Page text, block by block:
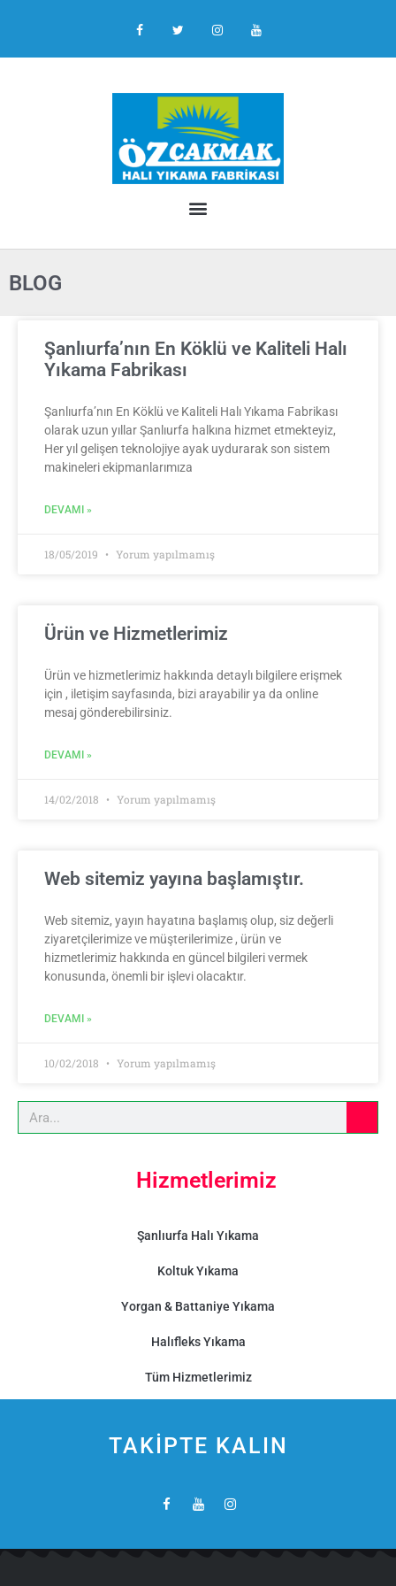
BLOG
Şanlıurfa’nın En Köklü ve Kaliteli Halı
Yıkama Fabrikası
Şanlıurfa’nın En Köklü ve Kaliteli Halı Yıkama Fabrikası
olarak uzun yıllar Şanlıurfa halkına hizmet etmekteyiz,
Her yıl gelişen teknolojiye ayak uydurarak son sistem
makineleri ekipmanlarımıza
DEVAMI »
18/05/2019 Yorum yapılmamış
Ürün ve Hizmetlerimiz
Ürün ve hizmetlerimiz hakkında detaylı bilgilere erişmek
için , iletişim sayfasında, bizi arayabilir ya da online
mesaj gönderebilirsiniz.
DEVAMI »
14/02/2018 Yorum yapılmamış
Web sitemiz yayına başlamıştır.
Web sitemiz, yayın hayatına başlamış olup, siz değerli
ziyaretçilerimize ve müşterilerimize , ürün ve
hizmetlerimiz hakkında en güncel bilgileri vermek
konusunda, önemli bir işlevi olacaktır.
DEVAMI »
10/02/2018 Yorum yapılmamış
Hizmetlerimiz
Şanlıurfa Halı Yıkama
Koltuk Yıkama
Yorgan & Battaniye Yıkama
Halıfleks Yıkama
Tüm Hizmetlerimiz
TAKİPTE KALIN